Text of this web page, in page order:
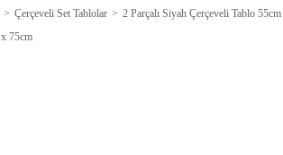
Çerçeveli Set Tablolar 2 Parçalı Siyah Çerçeveli Tablo